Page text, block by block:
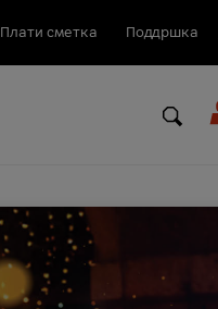
Плати сметка Поддршка